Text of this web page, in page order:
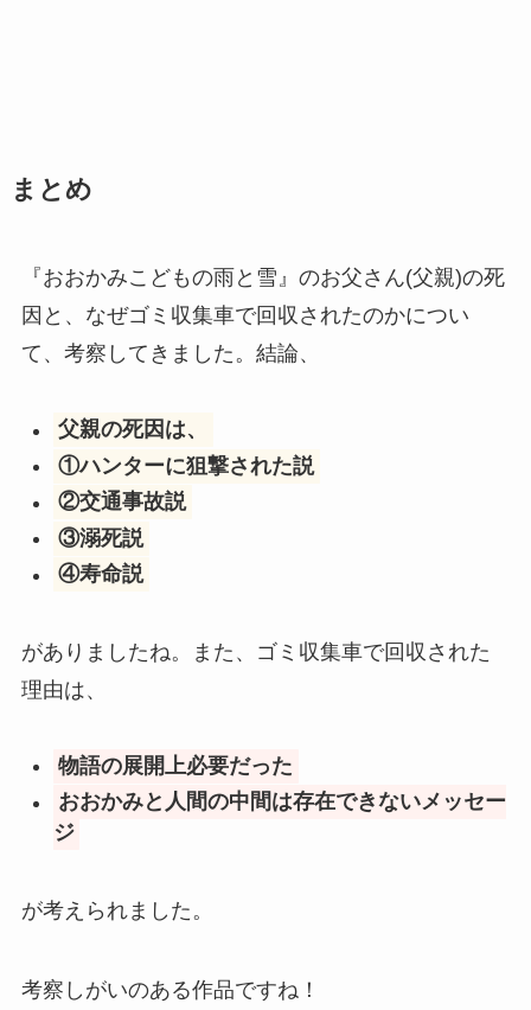
まとめ
『おおかみこどもの雨と雪』のお父さん(父親)の死
因と、なぜゴミ収集車で回収されたのかについ
て、考察してきました。結論、
父親の死因は、
①ハンターに狙撃された説
②交通事故説
③溺死説
④寿命説
がありましたね。また、ゴミ収集車で回収された
理由は、
物語の展開上必要だった
おおかみと人間の中間は存在できないメッセー
ジ
が考えられました。
考察しがいのある作品ですね！